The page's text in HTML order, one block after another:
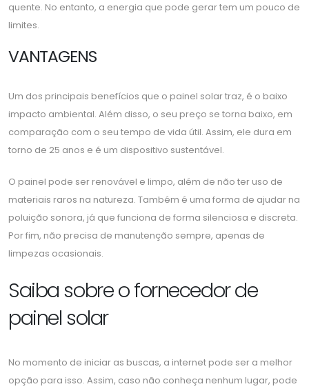
quente. No entanto, a energia que pode gerar tem um pouco de
limites.
VANTAGENS
Um dos principais benefícios que o painel solar traz, é o baixo
impacto ambiental. Além disso, o seu preço se torna baixo, em
comparação com o seu tempo de vida útil. Assim, ele dura em
torno de 25 anos e é um dispositivo sustentável.
O painel pode ser renovável e limpo, além de não ter uso de
materiais raros na natureza. Também é uma forma de ajudar na
poluição sonora, já que funciona de forma silenciosa e discreta.
Por fim, não precisa de manutenção sempre, apenas de
limpezas ocasionais.
Saiba sobre o fornecedor de
painel solar
No momento de iniciar as buscas, a internet pode ser a melhor
opção para isso. Assim, caso não conheça nenhum lugar, pode